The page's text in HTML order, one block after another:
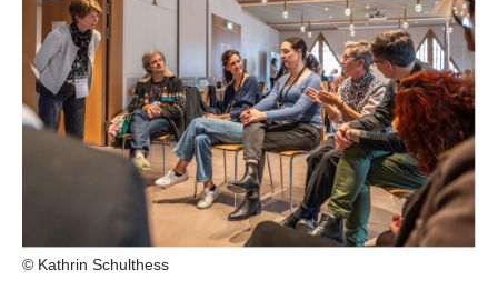
© Kathrin Schulthess